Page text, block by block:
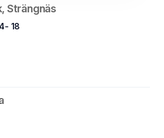
Strängnäs
18